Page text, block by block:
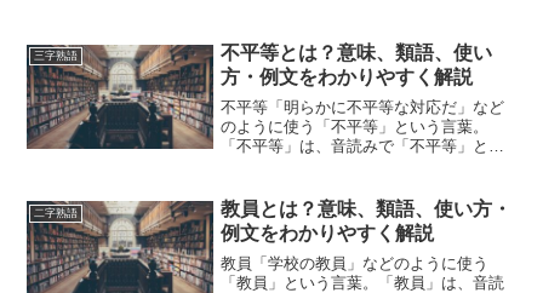
い方や類語について、小説などの用例を
紹介しながら、わかりやすく...
三字熟語
不平等とは？意味、類語、使い
方・例文をわかりやすく解説
不平等「明らかに不平等な対応だ」など
のように使う「不平等」という言葉。
「不平等」は、音読みで「不平等」と読
平等」の意味や使い方や類語について、
小説などの用例を紹介して、...
二字熟語
教員とは？意味、類語、使い方・
例文をわかりやすく解説
教員「学校の教員」などのように使う
「教員」という言葉。「教員」は、音読